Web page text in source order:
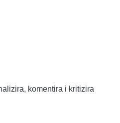
komentira i kritizira